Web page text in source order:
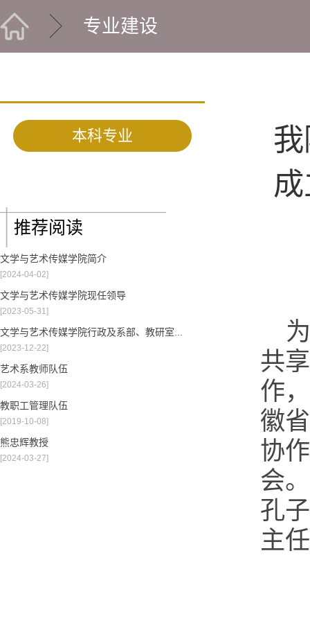
专业建设
本科专业
推荐阅读
文学与艺术传媒学院简介
[2024-04-02]
文学与艺术传媒学院现任领导
[2023-05-31]
文学与艺术传媒学院行政及系部、教研室...
[2023-12-22]
艺术系教师队伍
[2024-03-26]
教职工管理队伍
[2019-10-08]
熊忠辉教授
[2024-03-27]
共
作
徽
协
会
孔
主